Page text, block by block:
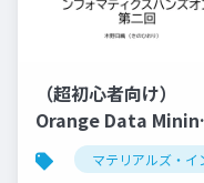
（超初心者向け）
Orange Data
によるマテリアルズ
インフォマティクス
マテリアルズ・イ